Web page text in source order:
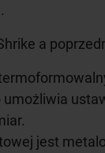
a
jest